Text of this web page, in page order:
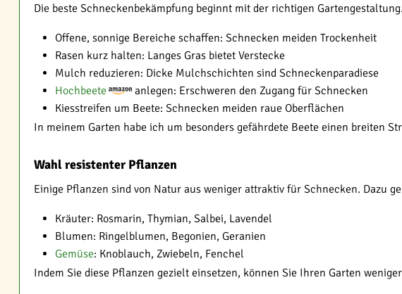
Die beste Schneckenbekämpfung beginnt mit der richtigen
Offene, sonnige Bereiche schaffen: Schnecken meiden Trockenheit
Rasen kurz halten: Langes Gras bietet Verstecke
Mulch reduzieren: Dicke Mulchschichten sind Schneckenparadiese
Hochbeete
anlegen: Erschweren den Zugang für Schnecken
Kiesstreifen um Beete: Schnecken meiden raue Oberflächen
In meinem Garten habe ich um besonders gefährdete Beete einen breiten
Wahl resistenter Pflanzen
Einige Pflanzen sind von Natur aus weniger attraktiv für Schnecken. Dazu
Kräuter: Rosmarin, Thymian, Salbei, Lavendel
Blumen: Ringelblumen, Begonien, Geranien
Gemüse: Knoblauch, Zwiebeln, Fenchel
Indem Sie diese Pflanzen gezielt einsetzen, können Sie Ihren Garten